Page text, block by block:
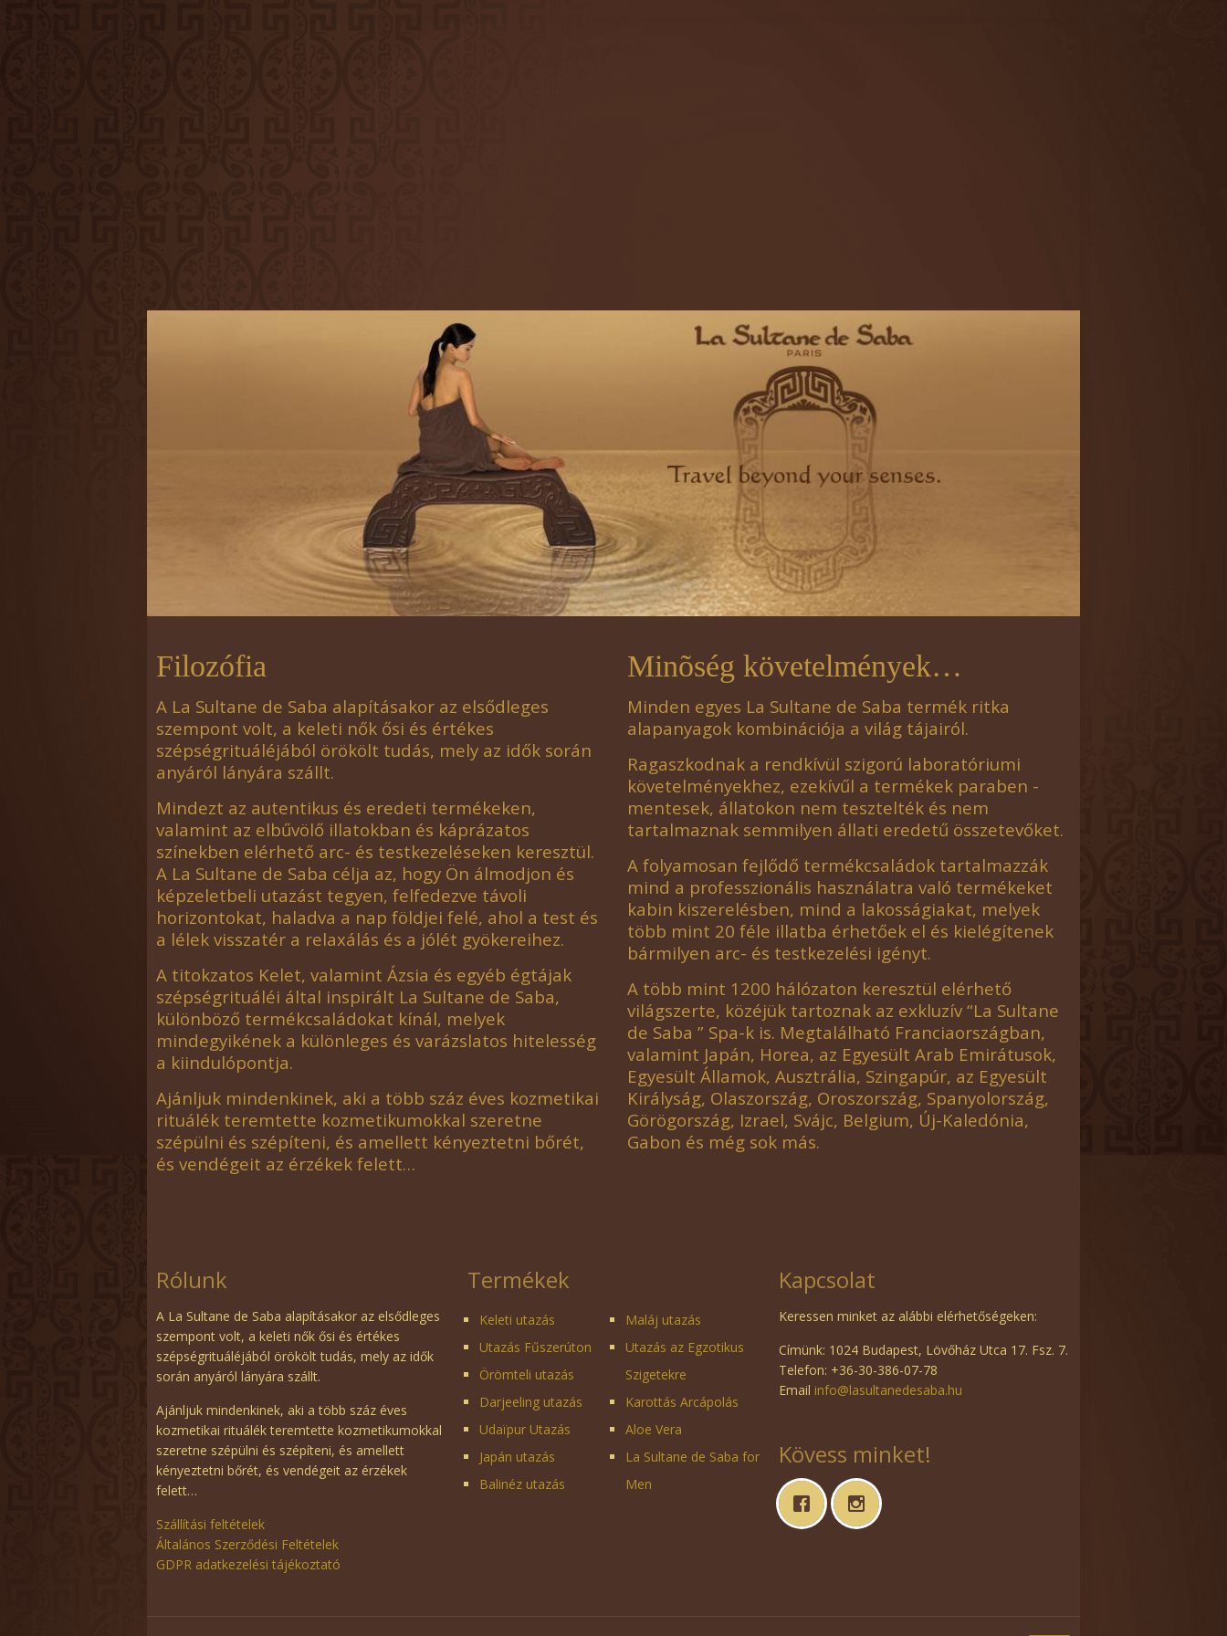
Filozófia
A La Sultane de Saba alapításakor az elsődleges
szempont volt, a keleti nők ősi és értékes
szépségrituáléjából örökölt tudás, mely az idők során
anyáról lányára szállt.
Mindezt az autentikus és eredeti termékeken,
valamint az elbűvölő illatokban és káprázatos
színekben elérhető arc- és testkezeléseken keresztül.
A La Sultane de Saba célja az, hogy Ön álmodjon és
képzeletbeli utazást tegyen, felfedezve távoli
horizontokat, haladva a nap földjei felé, ahol a test és
a lélek visszatér a relaxálás és a jólét gyökereihez.
A titokzatos Kelet, valamint Ázsia és egyéb égtájak
szépségrituáléi által inspirált La Sultane de Saba,
különböző termékcsaládokat kínál, melyek
mindegyikének a különleges és varázslatos hitelesség
a kiindulópontja.
Ajánljuk mindenkinek, aki a több száz éves kozmetikai
rituálék teremtette kozmetikumokkal szeretne
szépülni és szépíteni, és amellett kényeztetni bőrét,
és vendégeit az érzékek felett…
Minõség követelmények…
Minden egyes La Sultane de Saba termék ritka
alapanyagok kombinációja a világ tájairól.
Ragaszkodnak a rendkívül szigorú laboratóriumi
követelményekhez, ezekívűl a termékek paraben -
mentesek, állatokon nem tesztelték és nem
tartalmaznak semmilyen állati eredetű összetevőket.
A folyamosan fejlődő termékcsaládok tartalmazzák
mind a professzionális használatra való termékeket
kabin kiszerelésben, mind a lakosságiakat, melyek
több mint 20 féle illatba érhetőek el és kielégítenek
bármilyen arc- és testkezelési igényt.
A több mint 1200 hálózaton keresztül elérhető
világszerte, közéjük tartoznak az exkluzív “La Sultane
de Saba ” Spa-k is. Megtalálható Franciaországban,
valamint Japán, Horea, az Egyesült Arab Emirátusok,
Egyesült Államok, Ausztrália, Szingapúr, az Egyesült
Királyság, Olaszország, Oroszország, Spanyolország,
Görögország, Izrael, Svájc, Belgium, Új-Kaledónia,
Gabon és még sok más.
Rólunk
A La Sultane de Saba alapításakor az elsődleges
szempont volt, a keleti nők ősi és értékes
szépségrituáléjából örökölt tudás, mely az idők
során anyáról lányára szállt.
Ajánljuk mindenkinek, aki a több száz éves
kozmetikai rituálék teremtette kozmetikumokkal
szeretne szépülni és szépíteni, és amellett
kényeztetni bőrét, és vendégeit az érzékek
felett…
Szállítási feltételek
Általános Szerződési Feltételek
GDPR adatkezelési tájékoztató
Termékek
Keleti utazás
Utazás Fűszerúton
Örömteli utazás
Darjeeling utazás
Udaïpur Utazás
Japán utazás
Balinéz utazás
Maláj utazás
Utazás az Egzotikus
Szigetekre
Karottás Arcápolás
Aloe Vera
La Sultane de Saba for
Men
Kapcsolat
Keressen minket az alábbi elérhetőségeken:
Címünk: 1024 Budapest, Lövőház Utca 17. Fsz. 7.
Telefon: +36-30-386-07-78
Email info@lasultanedesaba.hu
Kövess minket!